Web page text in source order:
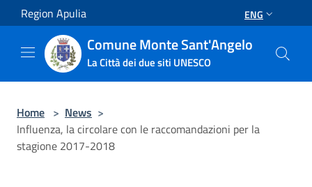
Salta al contenuto principale
Region Apulia ENG
Comune Monte Sant'Angelo
La Città dei due siti UNESCO
Home > News >
Influenza, la circolare con le raccomandazioni per la
stagione 2017-2018